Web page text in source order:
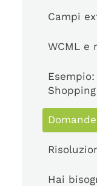
Campi
WCML e
Hai